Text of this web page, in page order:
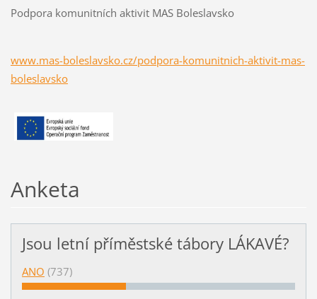
Podpora komunitních aktivit MAS Boleslavsko
www.mas-boleslavsko.cz/podpora-komunitnich-aktivit-mas-
boleslavsko
Anketa
Jsou letní příměstské tábory LÁKAVÉ?
ANO (737)